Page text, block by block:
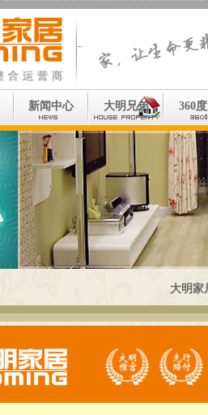
新闻中心 大明兄弟 360
大明家